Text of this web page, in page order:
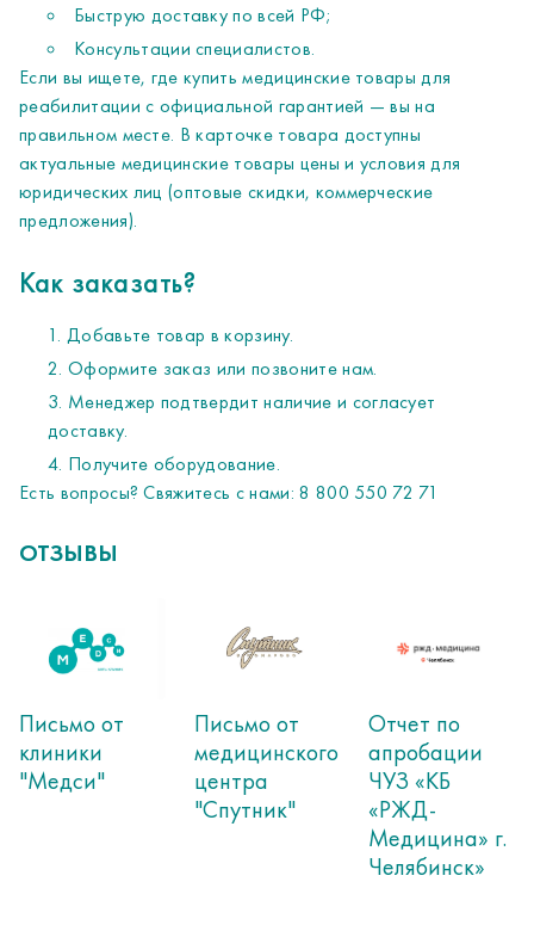
Быструю доставку по всей РФ;
Консультации специалистов.
Если вы ищете, где купить медицинские товары для
реабилитации с официальной гарантией — вы на
правильном месте. В карточке товара доступны
актуальные медицинские товары цены и условия для
юридических лиц (оптовые скидки, коммерческие
предложения).
Как заказать?
Добавьте товар в корзину.
Оформите заказ или позвоните нам.
Менеджер подтвердит наличие и согласует
доставку.
Получите оборудование.
Есть вопросы? Свяжитесь с нами: 8 800 550 72 71
ОТЗЫВЫ
Письмо от
клиники
"Медси"
Письмо от
медицинского
центра
"Спутник"
Отчет по
апробации
ЧУЗ «КБ
«РЖД-
Медицина» г.
Челябинск»